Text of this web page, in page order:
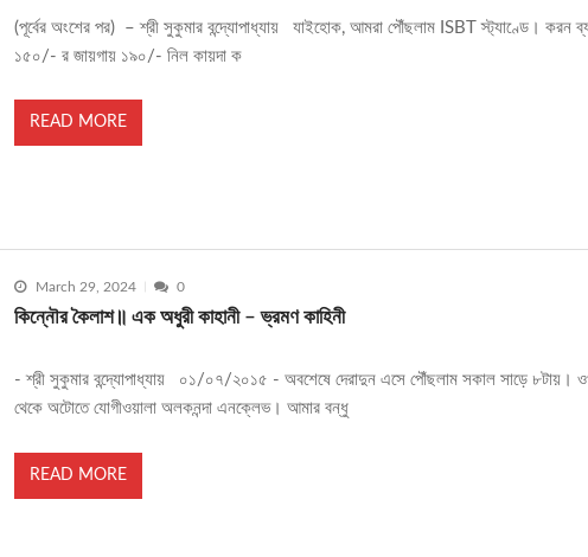
(পূর্বের অংশের পর) – শ্রী সুকুমার বন্দ্যোপাধ্যায় যাইহোক, আমরা পৌঁছলাম ISBT স্ট্যাণ্ডে। করন
১৫০/- র জায়গায় ১৯০/- নিল কায়দা ক
READ MORE
March 29, 2024 0
কিন্নৌর কৈলাশ॥ এক অধুরী কাহানী – ভ্রমণ কাহিনী
- শ্রী সুকুমার বন্দ্যোপাধ্যায় ০১/০৭/২০১৫ - অবশেষে দেরাদুন এসে পৌঁছলাম সকাল সাড়ে ৮টায়।
থেকে অটোতে যোগীওয়ালা অলকনন্দা এনক্লেভ। আমার বন্ধু
READ MORE